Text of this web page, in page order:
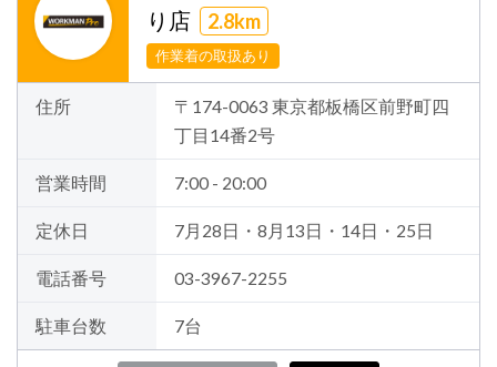
り店
2.8km
作業着の取扱あり
住所
〒174-0063 東京都板橋区前野町四
丁目14番2号
営業時間 7:00 - 20:00
定休日 7月28日・8月13日・14日・25日
電話番号 03-3967-2255
駐車台数 7台